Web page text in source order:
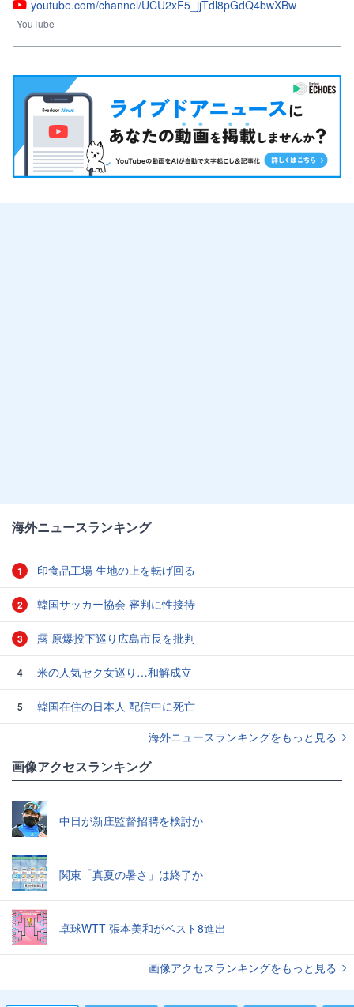
youtube.com/channel/UCU2xF5_jjTdl8pGdQ4bwXBw
YouTube
海外ニュースランキング
1 印食品工場 生地の上を転げ回る
2 韓国サッカー協会 審判に性接待
3 露 原爆投下巡り広島市長を批判
4 米の人気セク女巡り…和解成立
5
韓国在住の日本人 配信中に死亡
海外ニュースランキングをもっと見る
画像アクセスランキング
中日が新庄監督招聘を検討か
関東「真夏の暑さ」は終了か
卓球WTT 張本美和がベスト8進出
画像アクセスランキングをもっと見る